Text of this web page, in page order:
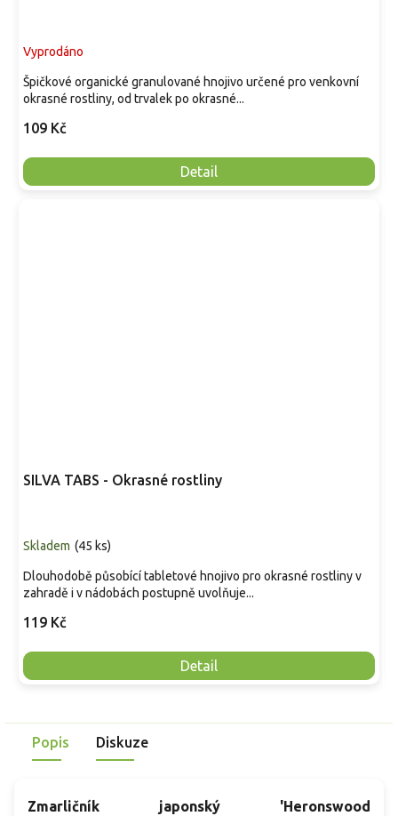
Vyprodáno
109 Kč
Detail
Špičkové organické granulované hnojivo určené pro venkovní
okrasné rostliny, od trvalek po okrasné...
SILVA TABS - Okrasné rostliny
Skladem (45 ks)
119 Kč
Detail
Dlouhodobě působící tabletové hnojivo pro okrasné rostliny v
zahradě i v nádobách postupně uvolňuje...
Popis Diskuze
Zmarličník japonský 'Heronswood